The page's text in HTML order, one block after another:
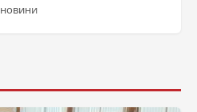
новини